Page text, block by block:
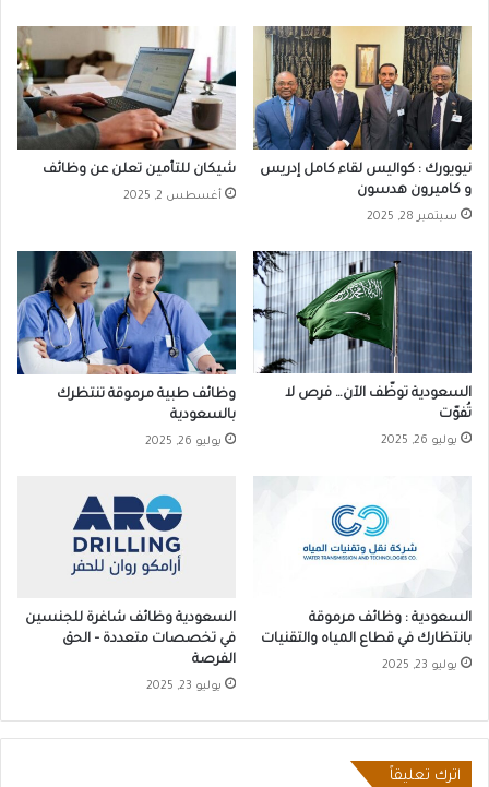
نيويورك : كواليس لقاء كامل إدريس
و كاميرون هدسون
سبتمبر 28, 2025
شيكان للتأمين تعلن عن وظائف
أغسطس 2, 2025
السعودية توظّف الآن… فرص لا
تُفوّت
يوليو 26, 2025
وظائف طبية مرموقة تنتظرك
بالسعودية
يوليو 26, 2025
السعودية : وظائف مرموقة
بانتظارك في قطاع المياه والتقنيات
يوليو 23, 2025
السعودية وظائف شاغرة للجنسين
في تخصصات متعددة – الحق
الفرصة
يوليو 23, 2025
اترك تعليقاً